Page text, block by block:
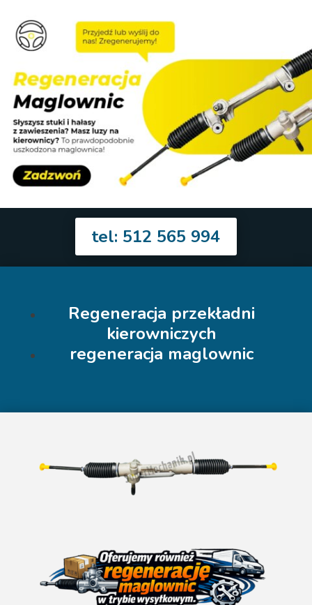
tel: 512 565 994
Regeneracja przekładni
kierowniczych
regeneracja maglownic